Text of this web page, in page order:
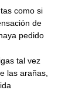
como si
de
pedido
tal vez
las arañas,